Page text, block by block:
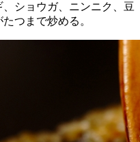
ショウガ、ニンニク、豆
つまで炒める。